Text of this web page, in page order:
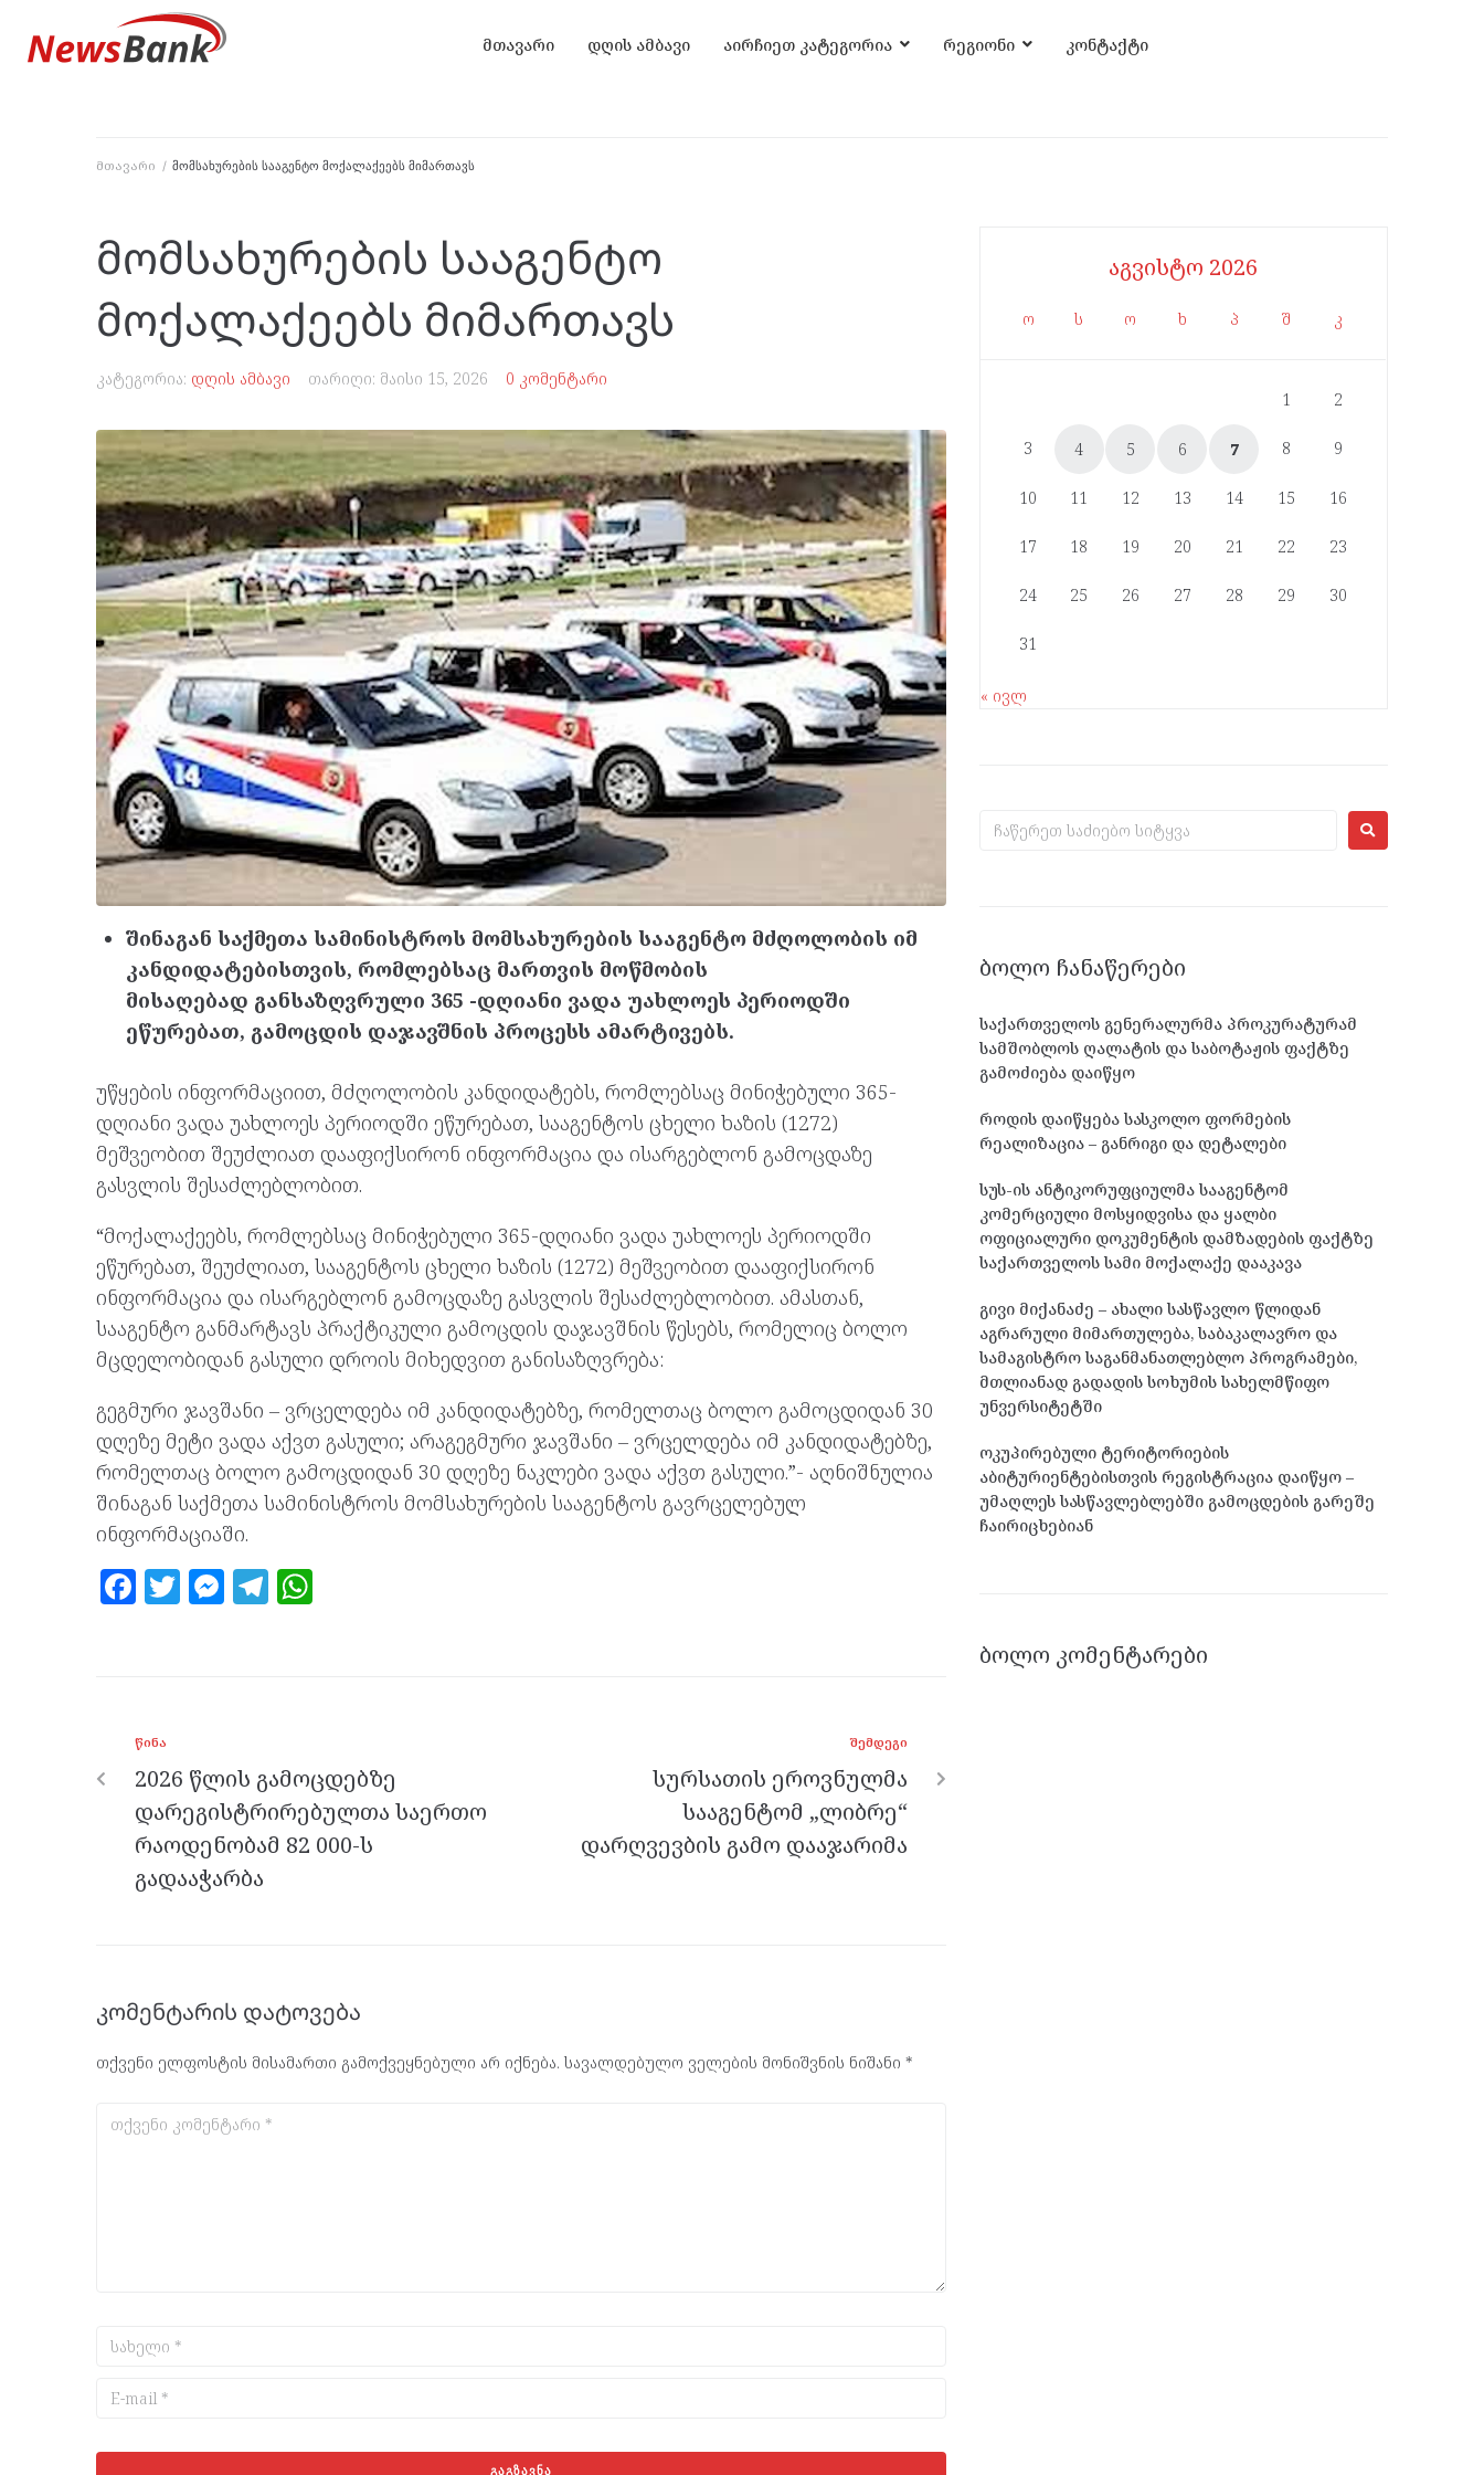
მთავარი დღის ამბავი აირჩიეთ კატეგორია რეგიონი კონტაქტი
მთავარი / მომსახურების სააგენტო მოქალაქეებს მიმართავს
მომსახურების სააგენტო
მოქალაქეებს მიმართავს
კატეგორია: დღის ამბავი თარიღი: მაისი 15, 2026 0 კომენტარი
შინაგან საქმეთა სამინისტროს მომსახურების სააგენტო მძღოლობის იმ
კანდიდატებისთვის, რომლებსაც მართვის მოწმობის
მისაღებად განსაზღვრული 365 -დღიანი ვადა უახლოეს პერიოდში
ეწურებათ, გამოცდის დაჯავშნის პროცესს ამარტივებს.
უწყების ინფორმაციით, მძღოლობის კანდიდატებს, რომლებსაც მინიჭებული 365-
დღიანი ვადა უახლოეს პერიოდში ეწურებათ, სააგენტოს ცხელი ხაზის (1272)
მეშვეობით შეუძლიათ დააფიქსირონ ინფორმაცია და ისარგებლონ გამოცდაზე
გასვლის შესაძლებლობით.
“მოქალაქეებს, რომლებსაც მინიჭებული 365-დღიანი ვადა უახლოეს პერიოდში
ეწურებათ, შეუძლიათ, სააგენტოს ცხელი ხაზის (1272) მეშვეობით დააფიქსირონ
ინფორმაცია და ისარგებლონ გამოცდაზე გასვლის შესაძლებლობით. ამასთან,
სააგენტო განმარტავს პრაქტიკული გამოცდის დაჯავშნის წესებს, რომელიც ბოლო
მცდელობიდან გასული დროის მიხედვით განისაზღვრება:
გეგმური ჯავშანი – ვრცელდება იმ კანდიდატებზე, რომელთაც ბოლო გამოცდიდან 30
დღეზე მეტი ვადა აქვთ გასული; არაგეგმური ჯავშანი – ვრცელდება იმ კანდიდატებზე,
რომელთაც ბოლო გამოცდიდან 30 დღეზე ნაკლები ვადა აქვთ გასული.”- აღნიშნულია
შინაგან საქმეთა სამინისტროს მომსახურების სააგენტოს გავრცელებულ
ინფორმაციაში.
F
o
o
k
T M
er
T
m p
p
ᲬᲘᲜᲐ
2026 წლის გამოცდებზე
დარეგისტრირებულთა საერთო
რაოდენობამ 82 000-ს
გადააჭარბა
ᲨᲔᲛᲓᲔᲒᲘ
სურსათის ეროვნულმა
სააგენტომ „ლიბრე“
დარღვევბის გამო დააჯარიმა
კომენტარის დატოვება
თქვენი ელფოსტის მისამართი გამოქვეყნებული არ იქნება. სავალდებულო ველების მონიშვნის ნიშანი *
აგვისტო 2026
ო ს ო ხ პ შ კ
1 2
3 4 5 6 7 8 9
10 11 12 13 14 15 16
17 18 19 20 21 22 23
24 25 26 27 28 29 30
31
« ივლ
ᲑᲝᲚᲝ ᲩᲐᲜᲐᲬᲔᲠᲔᲑᲘ
საქართველოს გენერალურმა პროკურატურამ
სამშობლოს ღალატის და საბოტაჟის ფაქტზე
გამოძიება დაიწყო
როდის დაიწყება სასკოლო ფორმების
რეალიზაცია – განრიგი და დეტალები
სუს-ის ანტიკორუფციულმა სააგენტომ
კომერციული მოსყიდვისა და ყალბი
ოფიციალური დოკუმენტის დამზადების ფაქტზე
საქართველოს სამი მოქალაქე დააკავა
გივი მიქანაძე – ახალი სასწავლო წლიდან
აგრარული მიმართულება, საბაკალავრო და
სამაგისტრო საგანმანათლებლო პროგრამები,
მთლიანად გადადის სოხუმის სახელმწიფო
უნვერსიტეტში
ოკუპირებული ტერიტორიების
აბიტურიენტებისთვის რეგისტრაცია დაიწყო –
უმაღლეს სასწავლებლებში გამოცდების გარეშე
ჩაირიცხებიან
ᲑᲝᲚᲝ ᲙᲝᲛᲔᲜᲢᲐᲠᲔᲑᲘ